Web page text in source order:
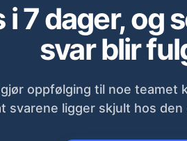
i 7 dager, og
svar blir
oppfølging til noe teamet
svarene ligger skjult hos